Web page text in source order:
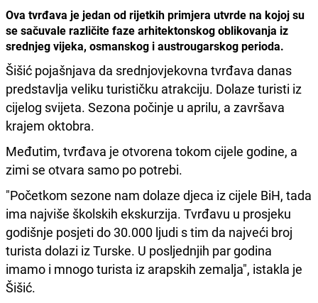
Ova tvrđava je jedan od rijetkih primjera utvrde na kojoj su
se sačuvale različite faze arhitektonskog oblikovanja iz
srednjeg vijeka, osmanskog i austrougarskog perioda.
Šišić pojašnjava da srednjovjekovna tvrđava danas
predstavlja veliku turističku atrakciju. Dolaze turisti iz
cijelog svijeta. Sezona počinje u aprilu, a završava
krajem oktobra.
Međutim, tvrđava je otvorena tokom cijele godine, a
zimi se otvara samo po potrebi.
"Početkom sezone nam dolaze djeca iz cijele BiH, tada
ima najviše školskih ekskurzija. Tvrđavu u prosjeku
godišnje posjeti do 30.000 ljudi s tim da najveći broj
turista dolazi iz Turske. U posljednjih par godina
imamo i mnogo turista iz arapskih zemalja", istakla je
Šišić.